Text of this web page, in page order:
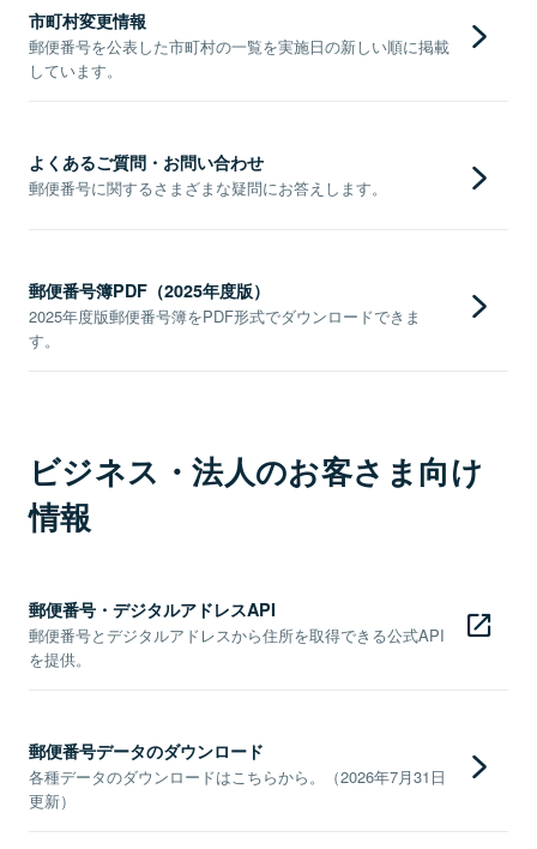
市町村変更情報
郵便番号を公表した市町村の一覧を実施日の新しい順に掲載
しています。
よくあるご質問・お問い合わせ
郵便番号に関するさまざまな疑問にお答えします。
郵便番号簿PDF（2025年度版）
2025年度版郵便番号簿をPDF形式でダウンロードできま
す。
ビジネス・法人のお客さま向け
情報
郵便番号・デジタルアドレスAPI
郵便番号とデジタルアドレスから住所を取得できる公式API
を提供。
郵便番号データのダウンロード
各種データのダウンロードはこちらから。（2026年7月31日
更新）